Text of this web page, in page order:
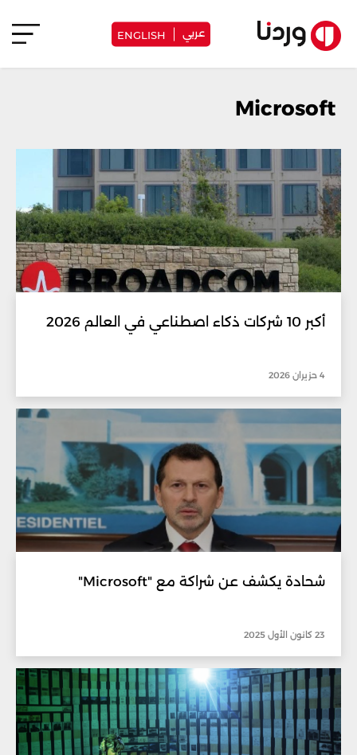
عربي ENGLISH
أكبر 10 شركات ذكاء اصطناعي في العالم 2026
4 حزيران 2026
شحادة يكشف عن شراكة مع "Microsoft"
23 كانون الأول 2025